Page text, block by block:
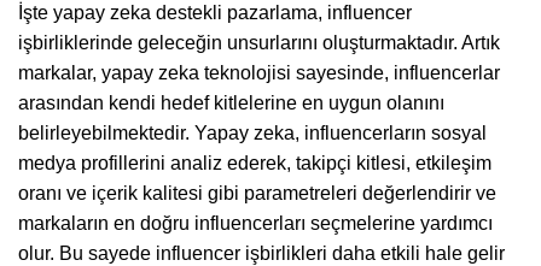
İşte yapay zeka destekli pazarlama, influencer
işbirliklerinde geleceğin unsurlarını oluşturmaktadır. Artık
markalar, yapay zeka teknolojisi sayesinde, influencerlar
arasından kendi hedef kitlelerine en uygun olanını
belirleyebilmektedir. Yapay zeka, influencerların sosyal
medya profillerini analiz ederek, takipçi kitlesi, etkileşim
oranı ve içerik kalitesi gibi parametreleri değerlendirir ve
markaların en doğru influencerları seçmelerine yardımcı
olur. Bu sayede influencer işbirlikleri daha etkili hale gelir